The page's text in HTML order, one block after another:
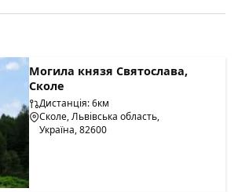
Могила князя Святослава,
Сколе
Дистанція: 6км
Сколе, Львівська область,
Україна, 82600